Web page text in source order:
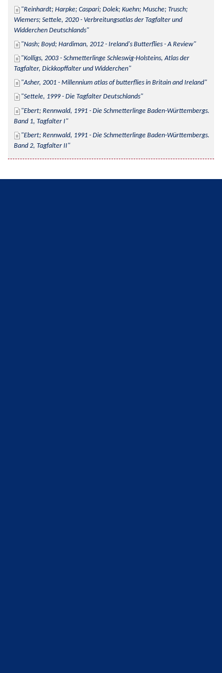
Reinhardt; Harpke; Caspari; Dolek; Kuehn; Musche; Trusch;
Wiemers; Settele, 2020 - Verbreitungsatlas der Tagfalter und
Widderchen Deutschlands
Nash; Boyd; Hardiman, 2012 - Ireland's Butterflies - A Review
Kolligs, 2003 - Schmetterlinge Schleswig-Holsteins, Atlas der
Tagfalter, Dickkopffalter und Widderchen
Asher, 2001 - Millennium atlas of butterflies in Britain and Ireland
Settele, 1999 - Die Tagfalter Deutschlands
Ebert; Rennwald, 1991 - Die Schmetterlinge Baden-Württembergs.
Band 1, Tagfalter I
Ebert; Rennwald, 1991 - Die Schmetterlinge Baden-Württembergs.
Band 2, Tagfalter II